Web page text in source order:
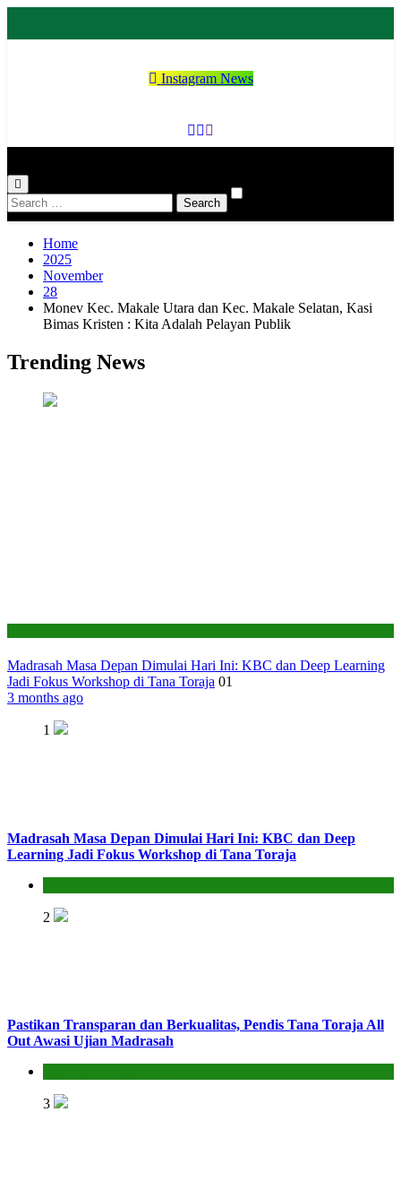
Instagram News
Kementerian
Kabupaten
Indonesia Hebat Bersama Umat
Search
for:
Home
2025
November
28
Monev Kec. Makale Utara dan Kec. Makale Selatan, Kasi
Bimas Kristen : Kita Adalah Pelayan Publik
Trending News
Madrasah Masa Depan Dimulai Hari Ini: KBC dan Deep Learning
Jadi Fokus Workshop di Tana Toraja 01
3 months ago
1
Madrasah Masa Depan Dimulai Hari Ini: KBC dan Deep
Learning Jadi Fokus Workshop di Tana Toraja
2
Pastikan Transparan dan Berkualitas, Pendis Tana Toraja All
Out Awasi Ujian Madrasah
3